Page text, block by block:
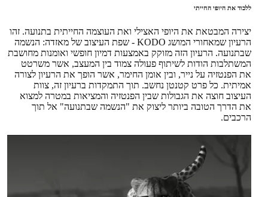
ללכוד את היופי החייתי
יצירה המבטאת את היופי האצילי ואת העוצמה החייתית בתנועה. זהו
הרעיון שמאחורי המושג KODO - שפת העיצוב של מאזדה: הנשמה
שבתנועה. הרעיון הזה מזוקק באמצעות דמיון חופשי ואומנות מחושבת
המשתלבות הודות לשיתוף פעולה צמוד בין המעצב, אשר משרטט
את הפנטזיה על נייר, ובין אומן החימר, אשר הופך את הרעיון לצורה
אמיתית. כל פרט קטנטן נחשב. תוך התמקדות ברעיון זה, צוות
העיצוב חוצה את הגבולות שבין הפנטזיה והמציאות במטרה למצוא
את הדרך הטובה ביותר ליצוק את "הנשמה שבתנועה" אל תוך
הרכבים.